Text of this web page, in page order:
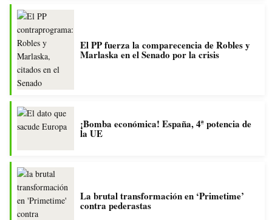
El PP fuerza la comparecencia de Robles y
Marlaska en el Senado por la crisis
¡Bomba económica! España, 4ª potencia de
la UE
La brutal transformación en ‘Primetime’
contra pederastas